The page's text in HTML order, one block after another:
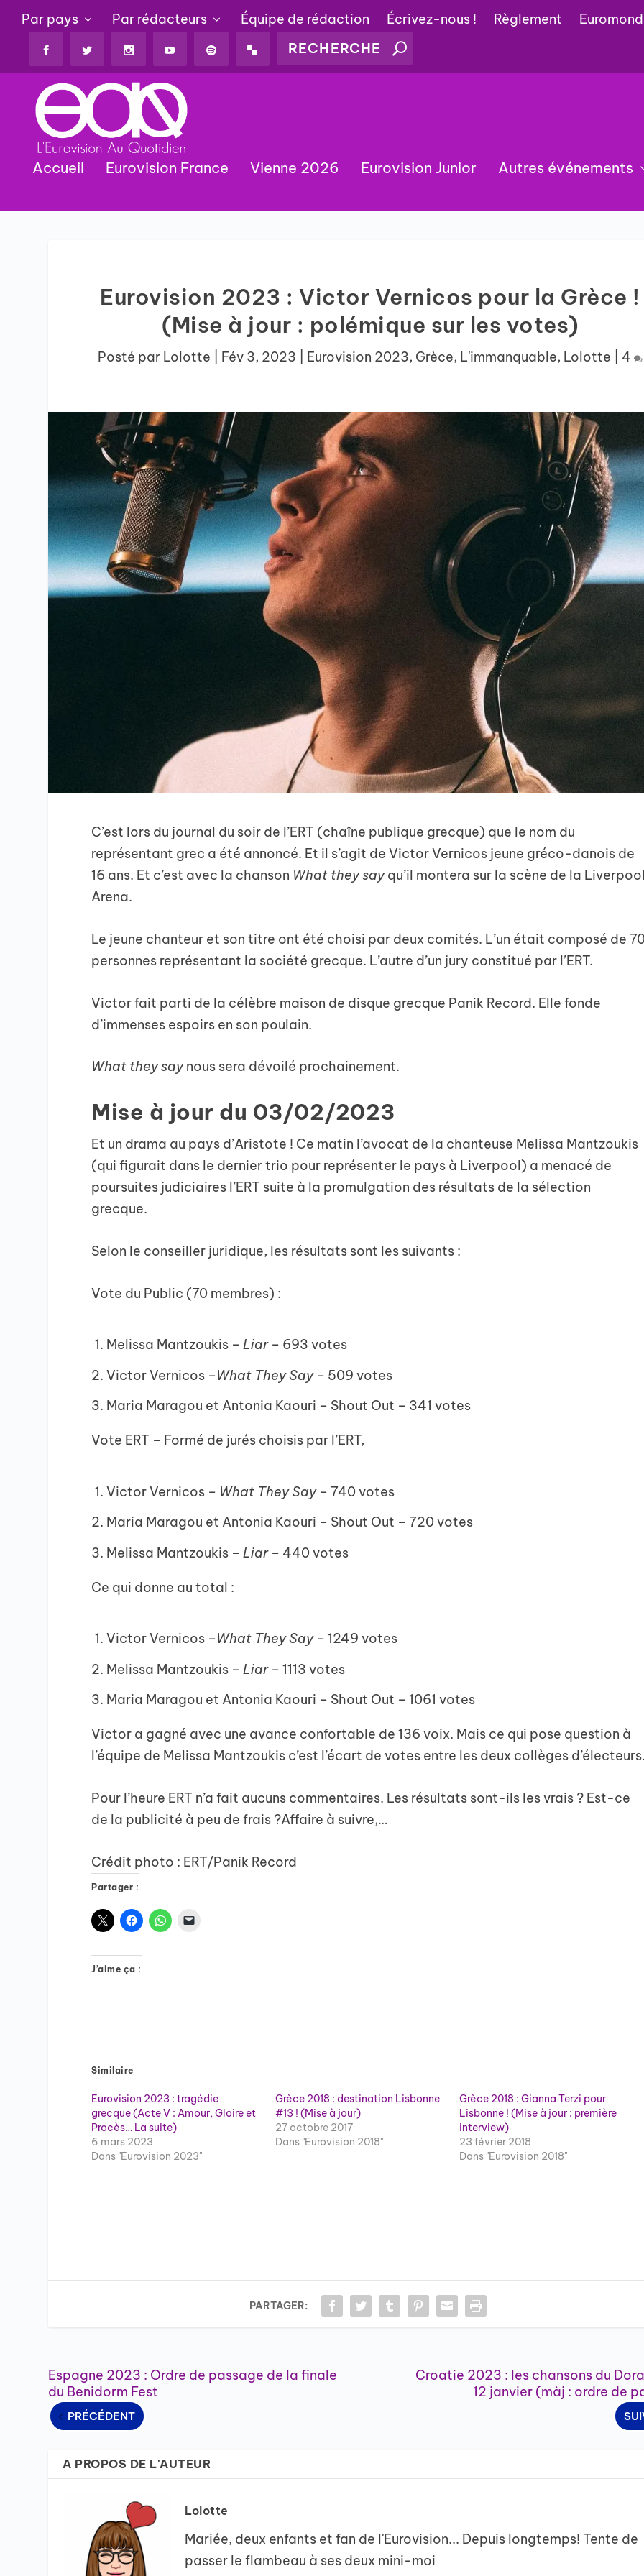
Par pays Par rédacteurs Équipe de rédaction Écrivez-nous ! Règlement
Accueil Eurovision France Vienne 2026 Eurovision Junior Autres événements
Eurovision 2023 : Victor Vernicos pour la Grèce !
(Mise à jour : polémique sur les votes)
Posté par Lolotte Fév 3, 2023 Eurovision 2023, Grèce, L'immanquable, Lolotte 4
C’est lors du journal du soir de l’ERT (chaîne publique grecque) que le nom du
représentant grec a été annoncé. Et il s’agit de Victor Vernicos jeune gréco-danois de
16 ans. Et c’est avec la chanson What they sayqu’il montera sur la scène de la
Arena.
Le jeune chanteur et son titre ont été choisi par deux comités. L’un était composé de
personnes représentant la société grecque. L’autre d’un jury constitué par l’ERT.
Victor fait parti de la célèbre maison de disque grecque Panik Record. Elle fonde
d’immenses espoirs en son poulain.
What they saynous sera dévoilé prochainement.
Mise à jour du 03/02/2023
Et un drama au pays d’Aristote ! Ce matin l’avocat de la chanteuse Melissa Mantzoukis
(qui figurait dans le dernier trio pour représenter le pays à Liverpool) a menacé de
poursuites judiciaires l’ERT suite à la promulgation des résultats de la sélection
grecque.
Selon le conseiller juridique, les résultats sont les suivants :
Vote du Public (70 membres) :
Melissa Mantzoukis – Liar– 693 votes
Victor Vernicos –What They Say– ​​509 votes
Maria Maragou et Antonia Kaouri – Shout Out – 341 votes
Vote ERT – Formé de jurés choisis par l’ERT,
Victor Vernicos – What They Say– ​​740 votes
Maria Maragou et Antonia Kaouri – Shout Out – 720 votes
Melissa Mantzoukis – Liar– 440 votes
Ce qui donne au total :
Victor Vernicos –What They Say– ​​1249 votes
Melissa Mantzoukis – Liar– 1113 votes
Maria Maragou et Antonia Kaouri – Shout Out – 1061 votes
Victor a gagné avec une avance confortable de 136 voix. Mais ce qui pose question à
l’équipe de Melissa Mantzoukis c’est l’écart de votes entre les deux collèges
Pour l’heure ERT n’a fait aucuns commentaires. Les résultats sont-ils les vrais ? Est-ce
de la publicité à peu de frais ?Affaire à suivre,…
Crédit photo : ERT/Panik Record
Partager :
J’aime ça :
Similaire
Eurovision 2023 : tragédie
grecque (Acte V : Amour, Gloire et
Procès… La suite)
6 mars 2023
Dans "Eurovision 2023"
Grèce 2018 : destination Lisbonne
#13 ! (Mise à jour)
27 octobre 2017
Dans "Eurovision 2018"
Grèce 2018 : Gianna Terzi pour
Lisbonne ! (Mise à jour : première
interview)
23 février 2018
Dans "Eurovision 2018"
PARTAGER:
Espagne 2023 : Ordre de passage de la finale
du Benidorm Fest
PRÉCÉDENT
Croatie 2023 : les chansons du
12 janvier (màj : ordre de
A PROPOS DE L'AUTEUR
Lolotte
Mariée, deux enfants et fan de l'Eurovision... Depuis longtemps! Tente de
passer le flambeau à ses deux mini-moi